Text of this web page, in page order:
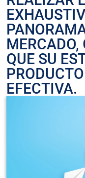
QUE SU
EFECTIVA.